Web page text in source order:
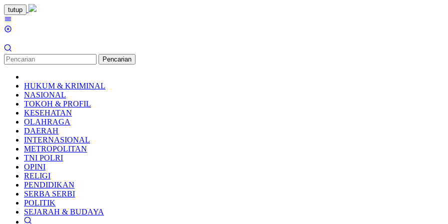
Loncat
ke
konten
tutup
Pencarian
HUKUM & KRIMINAL
NASIONAL
TOKOH & PROFIL
KESEHATAN
OLAHRAGA
DAERAH
INTERNASIONAL
METROPOLITAN
TNI POLRI
OPINI
RELIGI
PENDIDIKAN
SERBA SERBI
POLITIK
SEJARAH & BUDAYA